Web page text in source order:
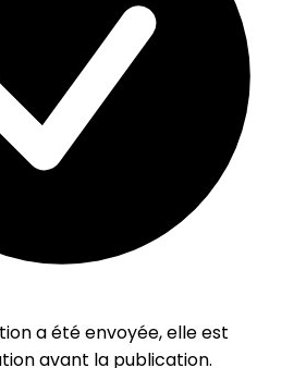
a été envoyée, elle est
avant la publication.